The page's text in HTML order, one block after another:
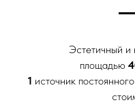
Эстетичный и
площадью
1 источник